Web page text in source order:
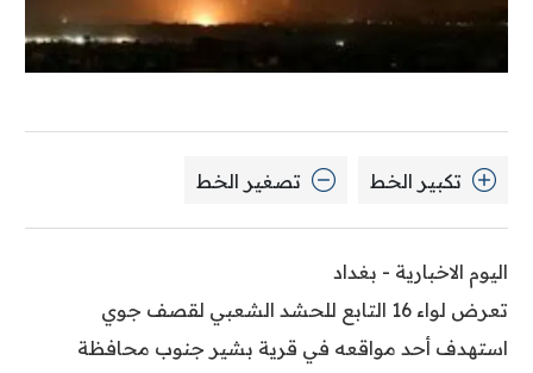
تكبير الخط تصغير الخط
اليوم الاخبارية - بغداد
تعرض لواء 16 التابع للحشد الشعبي لقصف جوي
استهدف أحد مواقعه في قرية بشير جنوب محافظة